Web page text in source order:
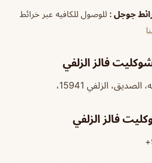
جوجل : للوصول للكافيه عبر خرائط
فالز الزلفي
الزلفي 15941،
فالز الزلفي